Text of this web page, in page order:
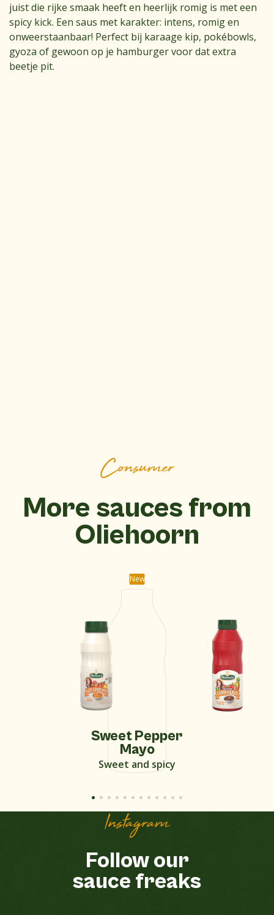
juist die rijke smaak heeft en heerlijk romig is met een
spicy kick. Een saus met karakter: intens, romig en
onweerstaanbaar! Perfect bij karaage kip, pokébowls,
gyoza of gewoon op je hamburger voor dat extra
beetje pit.
Consumer
More sauces from
Oliehoorn
New
Sweet Pepper
Mayo
Sweet and spicy
Instagram
Follow our
sauce freaks